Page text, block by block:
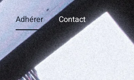
Adhérer Contact